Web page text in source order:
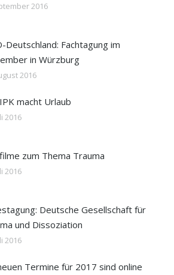
2016
Deutschland: Fachtagung im
in Würzburg
2016
macht Urlaub
2016
zum Thema Trauma
2016
Deutsche Gesellschaft für
und Dissoziation
2016
Termine für 2017 sind online